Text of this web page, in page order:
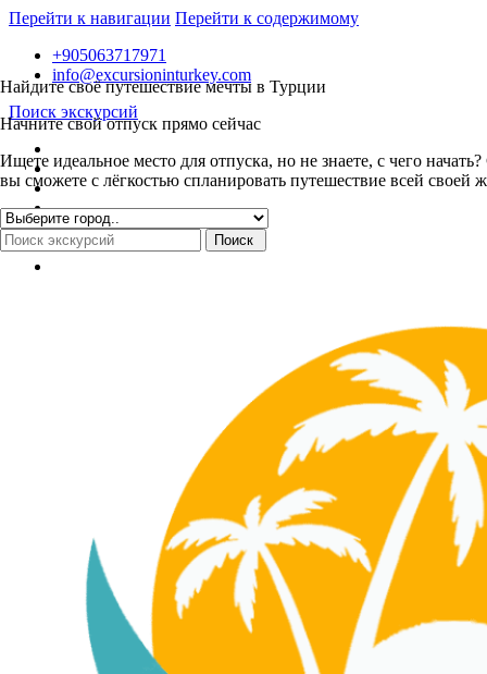
Перейти к навигации Перейти к содержимому
Найдите своё путешествие мечты в Турции
Начните свой отпуск прямо сейчас
Ищете идеальное место для отпуска, но не знаете, с чего
вы сможете с лёгкостью спланировать путешествие всей своей
+905063717971
info@excursioninturkey.com
Поиск экскурсий